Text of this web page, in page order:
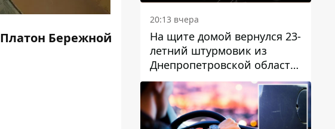
Платон Бережной
20:13 вчера
На щите домой вернулся 23-
летний штурмовик из
Днепропетровской области
Богдан Бескровный